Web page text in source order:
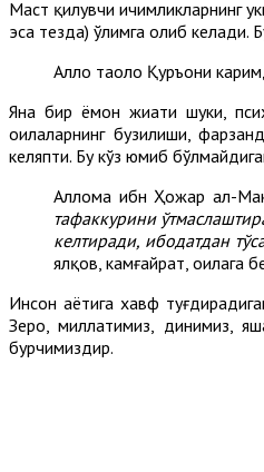
Маст қилувчи ичимликларнинг
эса тезда) ўлимга олиб келади.
Аллоҳ таоло Қуръони
Яна бир ёмон жиҳати шуки,
оилаларнинг бузилиши,
келяпти. Бу кўз юмиб
Аллома ибн Ҳожар ал-
тафаккурини
келтиради, ибодатдан
ялқов, камғайрат, оилага
Инсон ҳаётига хавф
Зеро, миллатимиз, динимиз,
бурчимиздир.